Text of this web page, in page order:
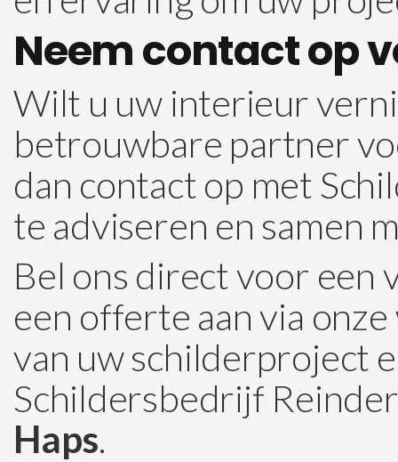
Neem contact op
Wilt u uw interieur
betrouwbare partner
dan contact op met
te adviseren en samen
Bel ons direct voor een
een offerte aan via
van uw schilderproject
Schildersbedrijf
Haps.